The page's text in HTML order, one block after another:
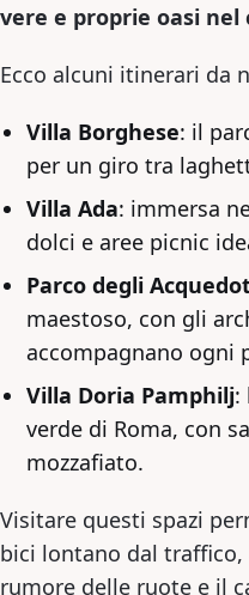
vere e proprie oasi
Ecco alcuni itinerari da
Villa Borghese: il
per un giro tra
Villa Ada: immersa
dolci e aree picnic
Parco degli
maestoso, con gli
accompagnano ogni
Villa Doria Pamphilj:
verde di Roma, con
mozzafiato.
Visitare questi spazi
bici lontano dal
rumore delle ruote e il